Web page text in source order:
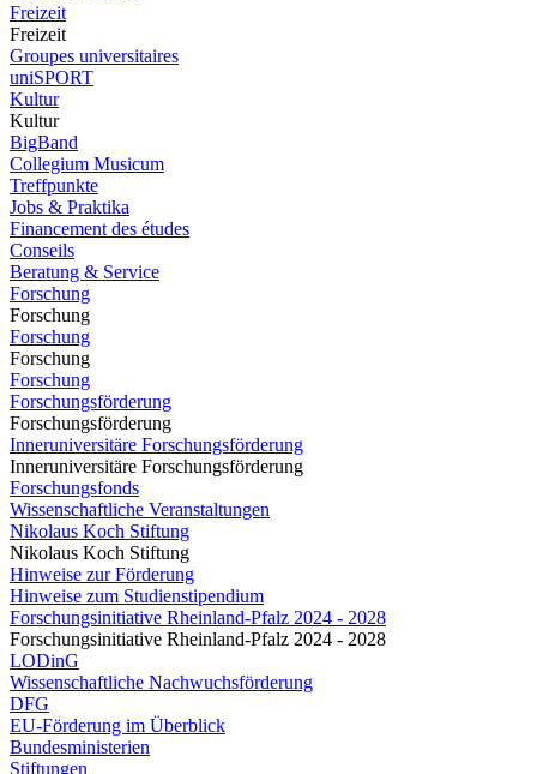
Freizeit
Freizeit
Groupes universitaires
uniSPORT
Kultur
Kultur
BigBand
Collegium Musicum
Treffpunkte
Jobs & Praktika
Financement des études
Conseils
Beratung & Service
Forschung
Forschung
Forschung
Forschung
Forschung
Forschungsförderung
Forschungsförderung
Inneruniversitäre Forschungsförderung
Inneruniversitäre Forschungsförderung
Forschungsfonds
Wissenschaftliche Veranstaltungen
Nikolaus Koch Stiftung
Nikolaus Koch Stiftung
Hinweise zur Förderung
Hinweise zum Studienstipendium
Forschungsinitiative Rheinland-Pfalz 2024 - 2028
Forschungsinitiative Rheinland-Pfalz 2024 - 2028
LODinG
Wissenschaftliche Nachwuchsförderung
DFG
EU-Förderung im Überblick
Bundesministerien
Stiftungen